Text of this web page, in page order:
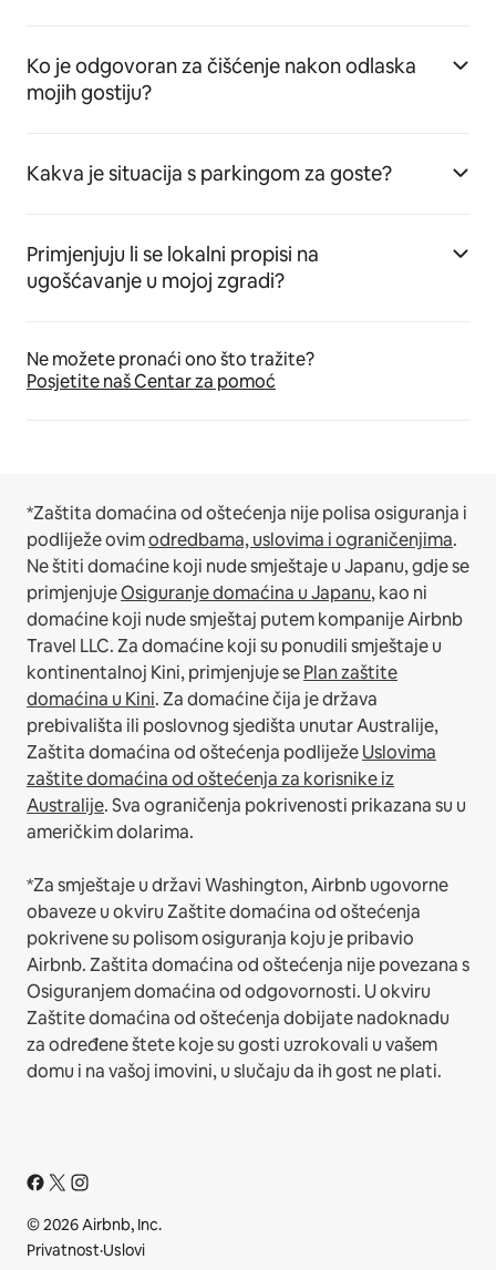
Ko je odgovoran za čišćenje nakon odlaska
mojih gostiju?
Kakva je situacija s parkingom za goste?
Primjenjuju li se lokalni propisi na
ugošćavanje u mojoj zgradi?
Ne možete pronaći ono što tražite?
Posjetite naš Centar za pomoć
*Zaštita domaćina od oštećenja nije polisa osiguranja i
podliježe ovimodredbama, uslovima i ograničenjima.
Ne štiti domaćine koji nude smještaje u Japanu, gdje se
primjenjujeOsiguranje domaćina u Japanu, kao ni
domaćine koji nude smještaj putem kompanije Airbnb
Travel LLC.Za domaćine koji su ponudili smještaje u
kontinentalnoj Kini, primjenjuje sePlan zaštite
domaćina u Kini.Za domaćine čija je država
prebivališta ili poslovnog sjedišta unutar Australije,
Zaštita domaćina od oštećenja podliježeUslovima
zaštite domaćina od oštećenja za korisnike iz
Australije. Sva ograničenja pokrivenosti prikazana su u
američkim dolarima.
*Za smještaje u državi Washington, Airbnb ugovorne
obaveze u okviru Zaštite domaćina od oštećenja
pokrivene su polisom osiguranja koju je pribavio
Airbnb. Zaštita domaćina od oštećenja nije povezana s
Osiguranjem domaćina od odgovornosti. U okviru
Zaštite domaćina od oštećenja dobijate nadoknadu
za određene štete koje su gosti uzrokovali u vašem
domu i na vašoj imovini, u slučaju da ih gost ne plati.
© 2026 Airbnb, Inc.
Privatnost·Uslovi